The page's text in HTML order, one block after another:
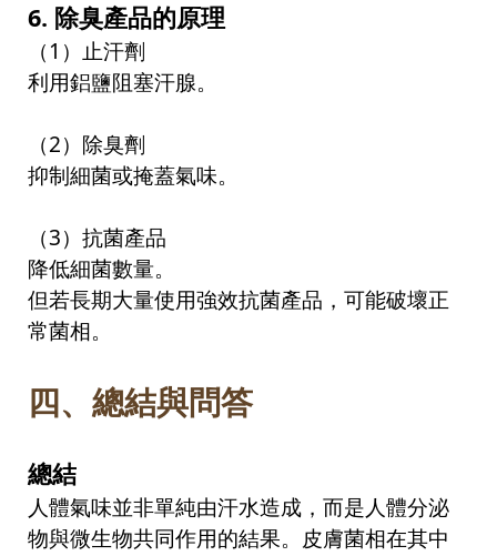
6. 除臭產品的原理
（1 ）止汗劑
利用鋁鹽阻塞汗腺。
（2）除臭劑
抑制細菌或掩蓋氣味。
（3）抗菌產品
降低細菌數量。
但若長期大量使用強效抗菌產品，可能破壞正
常菌相。
四、 總結與問答
總結
人體氣味並非單純由汗水造成，而是人體分泌
物與微生物共同作用的結果。皮膚菌相在其中